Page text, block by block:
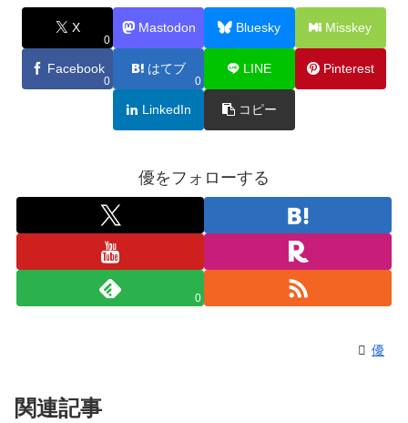
X
0
Mastodon Bluesky Misskey
Facebook
0
はてブ
0
LINE Pinterest
LinkedIn コピー
優をフォローする
0
優
関連記事